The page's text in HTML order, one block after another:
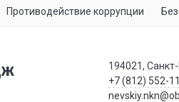
Противодействие коррупции
194021,
+7 (812) 552-